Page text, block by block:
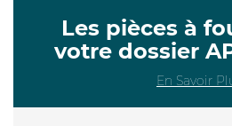
Les pièces à
votre dossier
En Savoir